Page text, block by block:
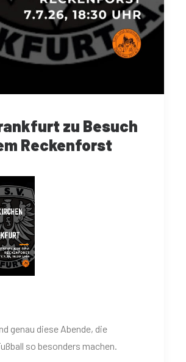
zu Besuch
Reckenforst
genau diese Abende, die
so besonders machen.